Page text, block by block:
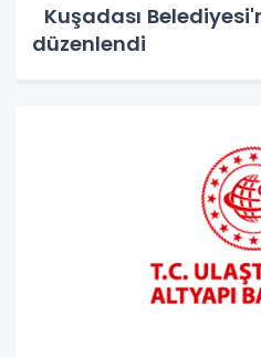
Kuşadası
düzenlendi